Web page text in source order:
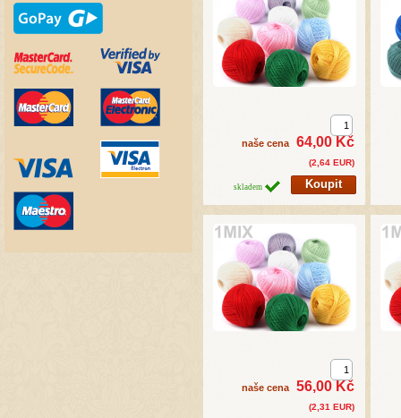
naše cena 64,00 Kč
(2,64 EUR)
skladem
naše cena 56,00 Kč
(2,31 EUR)